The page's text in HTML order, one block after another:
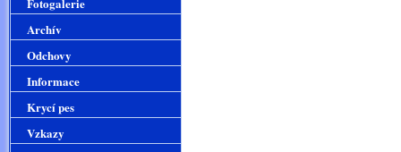
Archív
Odchovy
Informace
Krycí pes
Vzkazy